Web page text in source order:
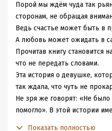
Порой мы ждём чуда так
сторонам, не обращая
Ведь счастье может быть в
А любовь может ожидать в
Прочитав книгу становится
что не передать словами.
Эта история о девушке,
так ждала, что чуть не
Не зря же говорят: «Не было
помогло». В этой истории
Показать полностью